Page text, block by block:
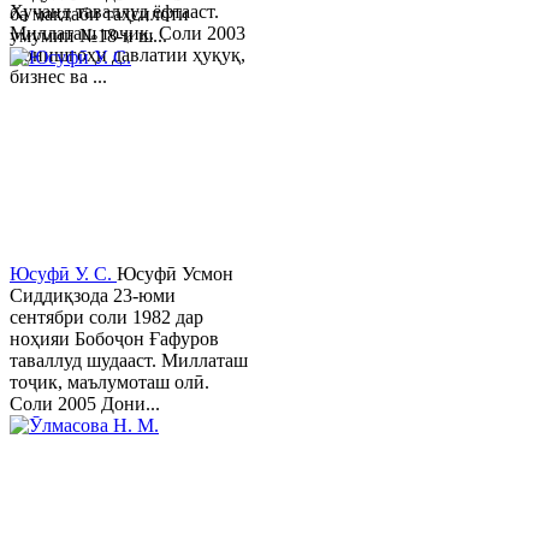
Хуҷанд таваллуд ёфтааст.
Миллаташ тоҷик. Соли 2003
Донишгоҳи давлатии ҳуқуқ,
бизнес ва ...
ба мактаби таҳсилоти
умумии №18-и ш...
Юсуфӣ У. C. Юсуфӣ Усмон
Сиддиқзода 23-юми
сентябри соли 1982 дар
ноҳияи Бобоҷон Ғафуров
таваллуд шудааст. Миллаташ
тоҷик, маълумоташ олӣ.
Соли 2005 Дони...